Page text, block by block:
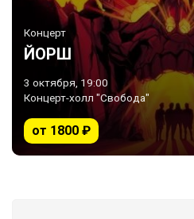
Концерт
ЙОРШ
3 октября, 19:00
Концерт-холл "Свобода"
от 1800 ₽